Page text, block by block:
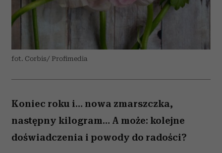
fot. Corbis/ Profimedia
Koniec roku i… nowa zmarszczka,
następny kilogram… A może: kolejne
doświadczenia i powody do radości?